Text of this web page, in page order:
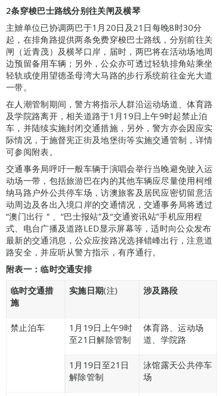
2条穿梭巴士路线分别往关闸及横琴
主辧单位已协调两巴于1月20日及21日每晚8时30分
起，在排角路提供两条免费穿梭巴士路线，分别前往关
闸（近青茂）及横琴口岸，届时，两巴将在活动场地周
边预留备用车辆；另外，公众亦可透过轻轨排角站乘坐
轻轨或使用望德圣母湾大马路的步行系统前往金光大道
一带。
在人潮管制期间，警方将指示人群沿运动场道、体育路
及学院路离开，相关道路于1月19日上午9时起禁止泊
车，并陆续实施封闭交通措施，另外，警方亦会因应实
际情况，于施督宪正街及地堡街等实施交通管制，详情
可参阅附表。
交通事务局呼吁一般车辆于演唱会举行当晚避免驶入运
动场一带，包括旅游巴在内的其他车辆应尽量使用柯维
纳马路户外公共停车场，访澳旅客及居民应密切留意活
动周边及各出入境口岸的交通情况，交通事务局将透过
“澳门出行＂、“巴士报站”及“交通资讯站”手机应用程
式、电台广播及道路LED显示屏幕等，适时向公众发布
最新的交通消息，公众应按路况选择错峰出行，注意道
路安全，并应听从警方指示，有序通行。
附表一： 临时交通安排
临时交通措
施
实施日期(注) 涉及路段
禁止泊车
1月19日上午9时
至21日解除管制
体育路、运动场
道、学院路
1月19日至21日
解除管制
泳馆露天公共停车
场